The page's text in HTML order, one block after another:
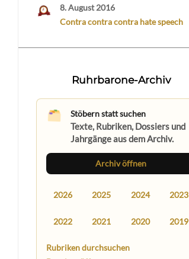
8. August 2016
Contra contra contra hate speech
Ruhrbarone-Archiv
Stöbern statt suchen
Texte, Rubriken, Dossiers und
Jahrgänge aus dem Archiv.
Archiv öffnen
2026 2025 2024 2023
2022 2021 2020 2019
Rubriken durchsuchen